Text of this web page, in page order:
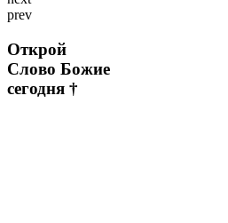
prev
Открой
Слово Божие
сегодня †